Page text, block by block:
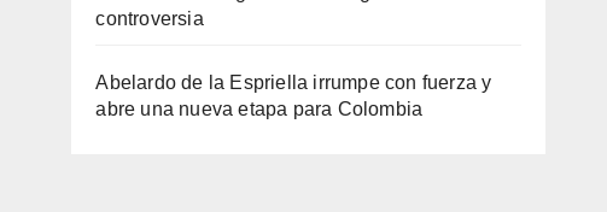
controversia
Abelardo de la Espriella irrumpe con fuerza y
abre una nueva etapa para Colombia